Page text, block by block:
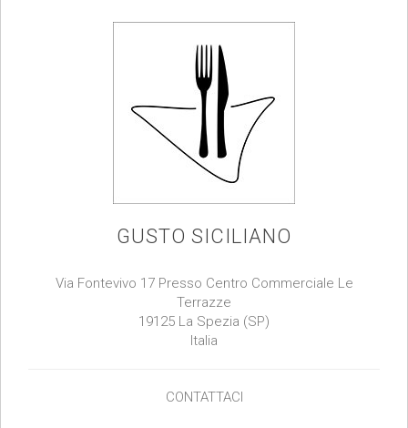
GUSTO SICILIANO
Via Fontevivo 17 Presso Centro Commerciale Le
Terrazze
19125 La Spezia (SP)
Italia
CONTATTACI